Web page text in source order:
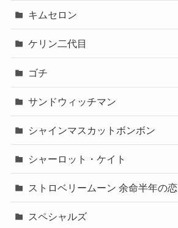
キムセロン
ケリン二代目
ゴチ
サンドウィッチマン
シャインマスカットボンボン
シャーロット・ケイト
ストロベリームーン 余命半年の恋
スペシャルズ